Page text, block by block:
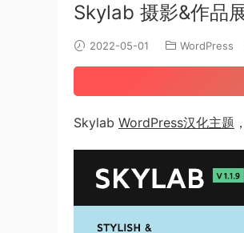
Skylab 摄影&作品
2022-05-01 WordPress
Skylab WordPress汉化主题